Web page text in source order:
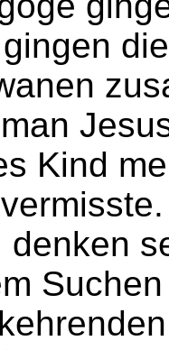
Kind
denken